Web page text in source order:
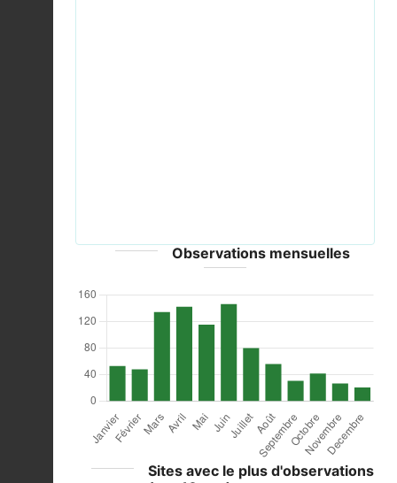
Observations mensuelles
Sites avec le plus d'observations